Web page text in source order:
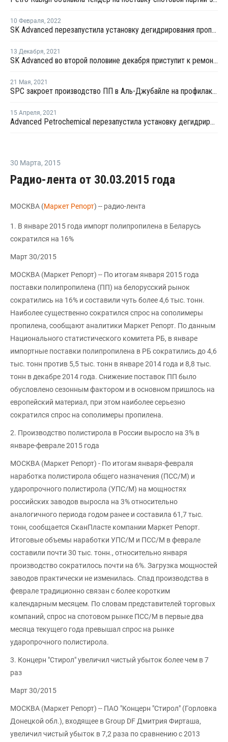
10 Февраля, 2022
SK Advanced перезапустила установку дегидрирования пропана в Ульсане после планового ремонта
13 Декабря, 2021
SK Advanced во второй половине декабря приступит к ремонту установки дегидрирования пропана в Ульсане
21 Мая, 2021
SPC закроет производство ПП в Аль-Джубайле на профилактику
15 Апреля, 2021
Advanced Petrochemical перезапустила установку дегидрирования пропана и завод ПП в Джубайле после ремонта
30 Марта, 2015
Радио-лента от 30.03.2015 года
МОСКВА (Маркет Репорт) -- радио-лента
1. В январе 2015 года импорт полипропилена в Беларусь
сократился на 16%
Март 30/2015
МОСКВА (Маркет Репорт) -- По итогам января 2015 года
поставки полипропилена (ПП) на белорусский рынок
сократились на 16% и составили чуть более 4,6 тыс. тонн.
Наиболее существенно сократился спрос на сополимеры
пропилена, сообщают аналитики Маркет Репорт. По данным
Национального статистического комитета РБ, в январе
импортные поставки полипропилена в РБ сократились до 4,6
тыс. тонн против 5,5 тыс. тонн в январе 2014 года и 8,8 тыс.
тонн в декабре 2014 года. Снижение поставок ПП было
обусловлено сезонным фактором и в основном пришлось на
европейский материал, при этом наиболее серьезно
сократился спрос на сополимеры пропилена.
2. Производство полистирола в России выросло на 3% в
январе-феврале 2015 года
МОСКВА (Маркет Репорт) - По итогам января-февраля
наработка полистирола общего назначения (ПСС/М) и
ударопрочного полистирола (УПС/М) на мощностях
российских заводов выросла на 3% относительно
аналогичного периода годом ранее и составила 61,7 тыс.
тонн, сообщается СканПласте компании Маркет Репорт.
Итоговые объемы наработки УПС/М и ПСС/М в феврале
составили почти 30 тыс. тонн., относительно января
производство сократилось почти на 6%. Загрузка мощностей
заводов практически не изменилась. Спад производства в
феврале традиционно связан с более коротким
календарным месяцем. По словам представителей торговых
компаний, спрос на спотовом рынке ПСС/М в первые два
месяца текущего года превышал спрос на рынке
ударопрочного полистирола.
3. Концерн "Стирол" увеличил чистый убыток более чем в 7
раз
Март 30/2015
МОСКВА (Маркет Репорт) -- ПАО "Концерн "Стирол" (Горловка
Донецкой обл.), входящее в Group DF Дмитрия Фирташа,
увеличил чистый убыток в 7,2 раза по сравнению с 2013